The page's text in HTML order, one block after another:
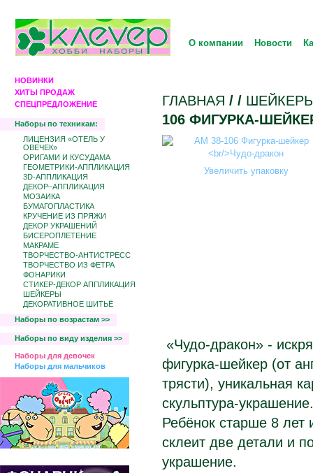
О компании Новости
НОВИНКИ
ХИТЫ ПРОДАЖ
СПЕЦПРЕДЛОЖЕНИЕ
Наборы по техникам:
ЛИЦЕНЗИЯ «ОТЕЛЬ У
ОВЕЧЕК»
ОРИГАМИ И КУСУДАМА
ГЕОМЕТРИКИ-АППЛИКАЦИЯ
3D-АППЛИКАЦИЯ
ДЕКОР–АППЛИКАЦИЯ
МОЗАИКА
БУМАГОПЛАСТИКА
КРУЧЕНИЕ ИЗ ПРЯЖИ
ДЕКОР УКРАШЕНИЙ
БИCЕРОПЛЕТЕНИЕ
МАКРАМЕ
ТВОРЧЕСТВО-АНТИСТРЕСС
ТВОРЧЕСТВО ИЗ ФЕТРА
ФОНАРИКИ
СТИКЕР-ДЕКОР АППЛИКАЦИЯ
ШЕЙКЕРЫ
ДЕКОРАТИВНОЕ ШИТЬЁ
Наборы по возрастам >>
Наборы по виду изделия >>
Наборы для девочек
Наборы для мальчиков
ГЛАВНАЯ / /
106 ФИГУРКА-
Увеличить упаковку
«Чудо-дракон» -
фигурка-шейкер (от
трясти), уникальная
скульптура-украшение.
Ребёнок старше 8 лет
склеит две детали и
украшение.